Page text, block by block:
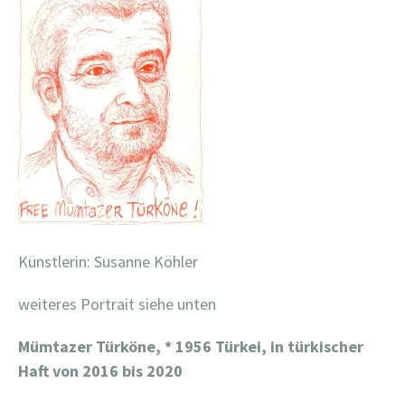
Künstlerin: Susanne Köhler
weiteres Portrait siehe unten
Mümtazer Türköne, * 1956 Türkei, in türkischer
Haft von 2016 bis 2020